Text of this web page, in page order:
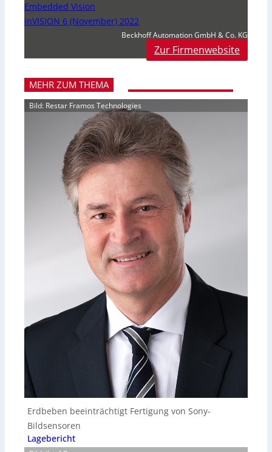
Embedded Vision
inVISION 6 (November) 2022
Beckhoff Automation GmbH & Co. KG
Zur Firmenwebsite
MEHR ZUM THEMA
Bild: Restar Framos Technologies
Erdbeben beeinträchtigt Fertigung von Sony-
Bildsensoren
Lagebericht